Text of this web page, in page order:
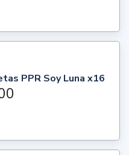
PPR Soy Luna x16